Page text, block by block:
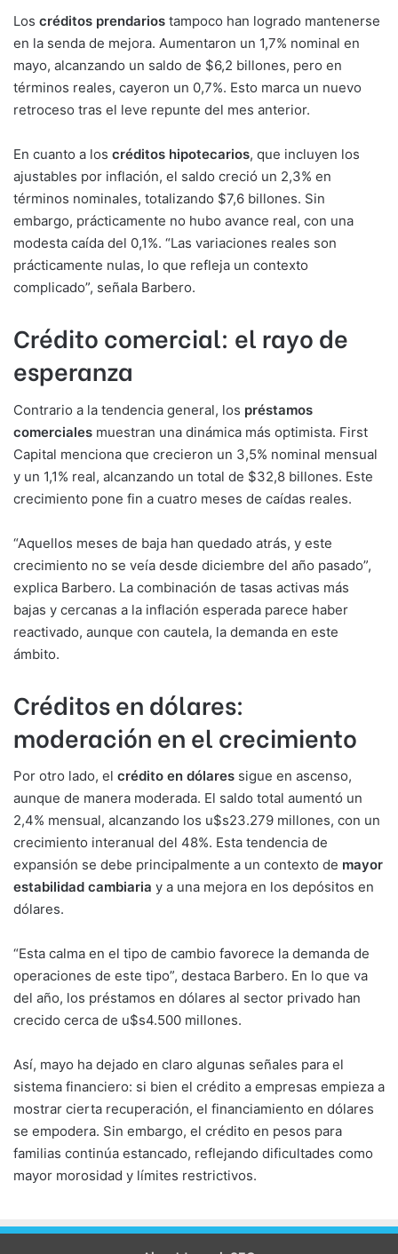
Los créditos prendarios tampoco han logrado mantenerse
en la senda de mejora. Aumentaron un 1,7% nominal en
mayo, alcanzando un saldo de $6,2 billones, pero en
términos reales, cayeron un 0,7%. Esto marca un nuevo
retroceso tras el leve repunte del mes anterior.
En cuanto a los créditos hipotecarios, que incluyen los
ajustables por inflación, el saldo creció un 2,3% en
términos nominales, totalizando $7,6 billones. Sin
embargo, prácticamente no hubo avance real, con una
modesta caída del 0,1%. “Las variaciones reales son
prácticamente nulas, lo que refleja un contexto
complicado”, señala Barbero.
Crédito comercial: el rayo de
esperanza
Contrario a la tendencia general, los préstamos
comerciales muestran una dinámica más optimista. First
Capital menciona que crecieron un 3,5% nominal mensual
y un 1,1% real, alcanzando un total de $32,8 billones. Este
crecimiento pone fin a cuatro meses de caídas reales.
“Aquellos meses de baja han quedado atrás, y este
crecimiento no se veía desde diciembre del año pasado”,
explica Barbero. La combinación de tasas activas más
bajas y cercanas a la inflación esperada parece haber
reactivado, aunque con cautela, la demanda en este
ámbito.
Créditos en dólares:
moderación en el crecimiento
Por otro lado, el crédito en dólares sigue en ascenso,
aunque de manera moderada. El saldo total aumentó un
2,4% mensual, alcanzando los u$s23.279 millones, con un
crecimiento interanual del 48%. Esta tendencia de
expansión se debe principalmente a un contexto de mayor
estabilidad cambiaria y a una mejora en los depósitos en
dólares.
“Esta calma en el tipo de cambio favorece la demanda de
operaciones de este tipo”, destaca Barbero. En lo que va
del año, los préstamos en dólares al sector privado han
crecido cerca de u$s4.500 millones.
Así, mayo ha dejado en claro algunas señales para el
sistema financiero: si bien el crédito a empresas empieza a
mostrar cierta recuperación, el financiamiento en dólares
se empodera. Sin embargo, el crédito en pesos para
familias continúa estancado, reflejando dificultades como
mayor morosidad y límites restrictivos.